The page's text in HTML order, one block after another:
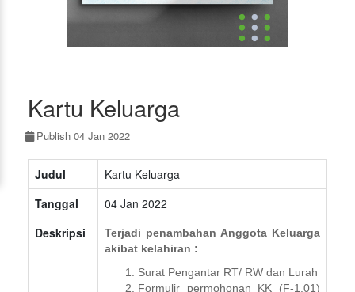
Kartu Keluarga
Publish 04 Jan 2022
Judul
Kartu Keluarga
Tanggal
04 Jan 2022
Deskripsi
Terjadi penambahan Anggota Keluarga
akibat kelahiran :
Surat Pengantar RT/ RW dan Lurah
Formulir permohonan KK (F-1.01)